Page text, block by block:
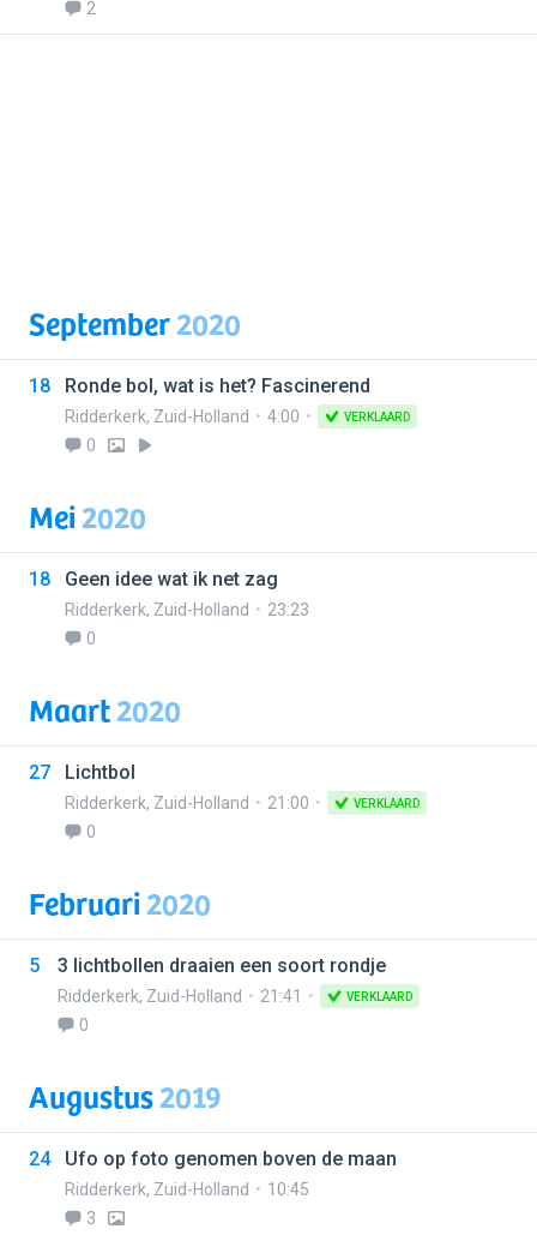
2
September2020
18 Ronde bol, wat is het? Fascinerend
Ridderkerk, Zuid-Holland 4:00 VERKLAARD
0
Mei2020
18 Geen idee wat ik net zag
Ridderkerk, Zuid-Holland
23:23
0
Maart2020
27 Lichtbol
Ridderkerk, Zuid-Holland 21:00 VERKLAARD
0
Februari2020
5 3 lichtbollen draaien een soort rondje
Ridderkerk, Zuid-Holland 21:41 VERKLAARD
0
Augustus2019
24 Ufo op foto genomen boven de maan
Ridderkerk, Zuid-Holland
10:45
3